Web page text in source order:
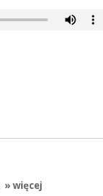
» więcej